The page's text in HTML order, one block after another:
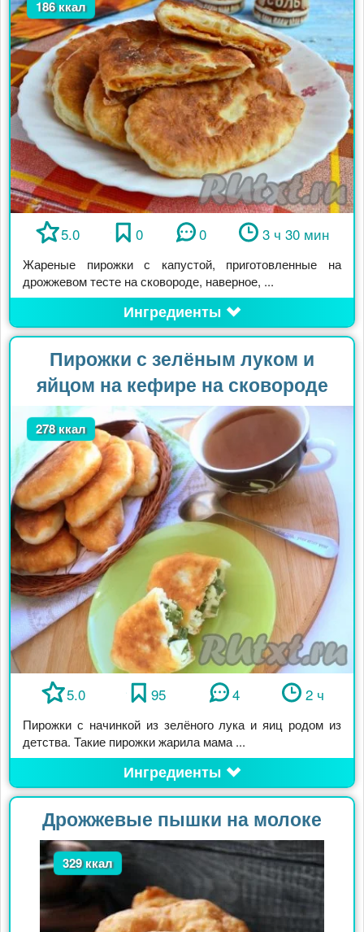
186 ккал
5.0 0 0 3 ч 30 мин
Жареные пирожки с капустой, приготовленные на
дрожжевом тесте на сковороде, наверное, ...
Ингредиенты
Пирожки с зелёным луком и
яйцом на кефире на сковороде
278 ккал
5.0 95 4 2 ч
Пирожки с начинкой из зелёного лука и яиц родом из
детства. Такие пирожки жарила мама ...
Ингредиенты
Дрожжевые пышки на молоке
329 ккал